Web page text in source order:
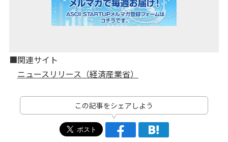
■関連サイト
ニュースリリース（経済産業省）
この記事をシェアしよう